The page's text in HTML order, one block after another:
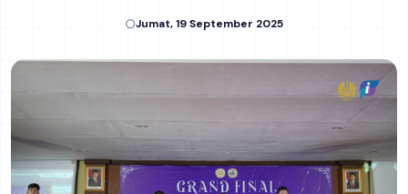
Jumat, 19 September 2025